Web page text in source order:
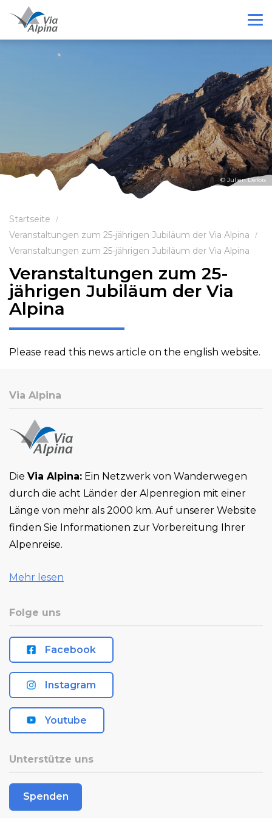
© Julien Defois
Startseite
Veranstaltungen zum 25-jährigen Jubiläum der Via Alpina
Veranstaltungen zum 25-jährigen Jubiläum der Via Alpina
Veranstaltungen zum 25-
jährigen Jubiläum der Via
Alpina
Please read this news article on the english website.
Via Alpina
Die Via Alpina: Ein Netzwerk von Wanderwegen
durch die acht Länder der Alpenregion mit einer
Länge von mehr als 2000 km. Auf unserer Website
finden Sie Informationen zur Vorbereitung Ihrer
Alpenreise.
Mehr lesen
Folge uns
Facebook
Instagram
Youtube
Unterstütze uns
Spenden